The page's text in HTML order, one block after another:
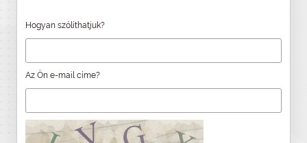
Hogyan szólíthatjuk?
Az Ön e-mail címe?